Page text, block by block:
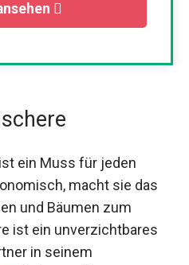
ein Muss für jeden
macht sie das
und Bäumen zum
ist ein unverzichtbares
in seinem